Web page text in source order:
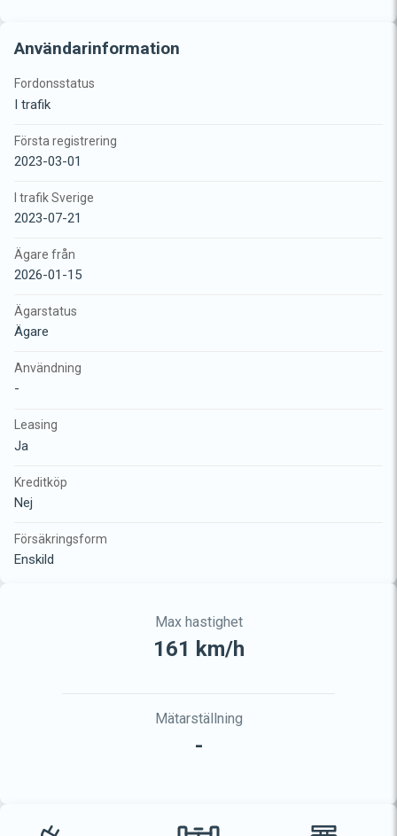
Användarinformation
Fordonsstatus
I trafik
Första registrering
2023-03-01
I trafik Sverige
2023-07-21
Ägare från
2026-01-15
Ägarstatus
Ägare
Användning
-
Leasing
Ja
Kreditköp
Nej
Försäkringsform
Enskild
Max hastighet
161 km/h
Mätarställning
-